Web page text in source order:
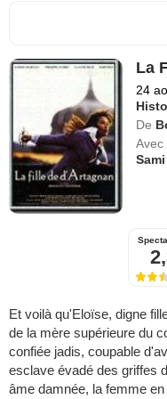
La
24
De
Avec
Et voilà qu'Eloïse, digne
de la mère supérieure du
confiée jadis, coupable
esclave évadé des griffes
âme damnée, la femme en